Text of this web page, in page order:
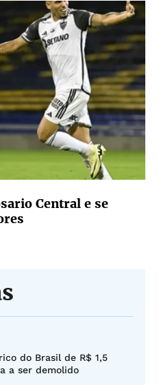
Central e se
do Brasil de R$ 1,5
a ser demolido